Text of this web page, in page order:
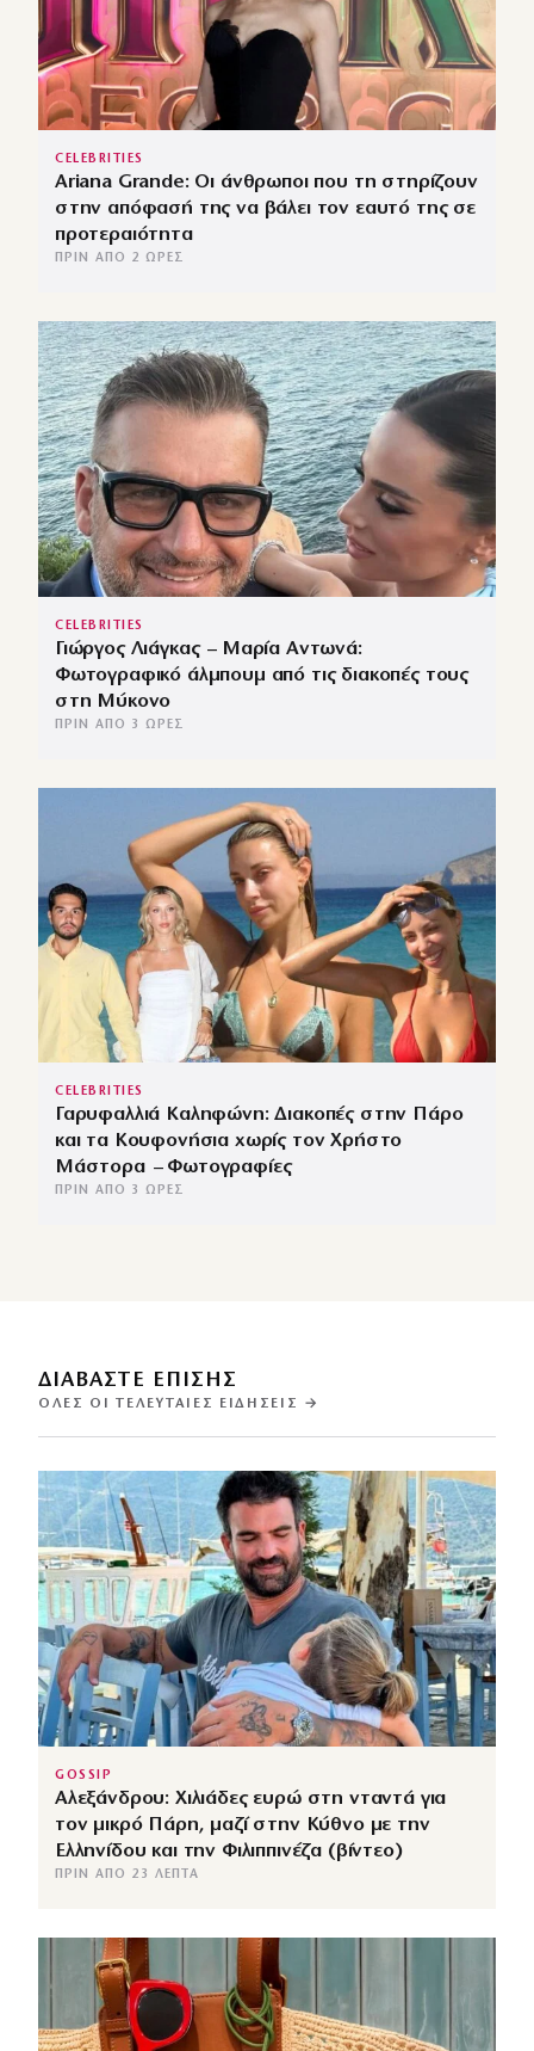
CELEBRITIES
Ariana Grande: Οι άνθρωποι που τη στηρίζουν
στην απόφασή της να βάλει τον εαυτό της σε
προτεραιότητα
ΠΡΙΝ ΑΠΌ 2 ΏΡΕΣ
CELEBRITIES
Γιώργος Λιάγκας – Μαρία Αντωνά:
Φωτογραφικό άλμπουμ από τις διακοπές τους
στη Μύκονο
ΠΡΙΝ ΑΠΌ 3 ΏΡΕΣ
CELEBRITIES
Γαρυφαλλιά Καληφώνη: Διακοπές στην Πάρο
και τα Κουφονήσια χωρίς τον Χρήστο
Μάστορα – Φωτογραφίες
ΠΡΙΝ ΑΠΌ 3 ΏΡΕΣ
ΔΙΑΒΑΣΤΕ ΕΠΙΣΗΣ
ΌΛΕΣ ΟΙ ΤΕΛΕΥΤΑΊΕΣ ΕΙΔΉΣΕΙΣ →
GOSSIP
Αλεξάνδρου: Χιλιάδες ευρώ στη νταντά για
τον μικρό Πάρη, μαζί στην Κύθνο με την
Ελληνίδου και την Φιλιππινέζα (βίντεο)
ΠΡΙΝ ΑΠΌ 23 ΛΕΠΤΆ